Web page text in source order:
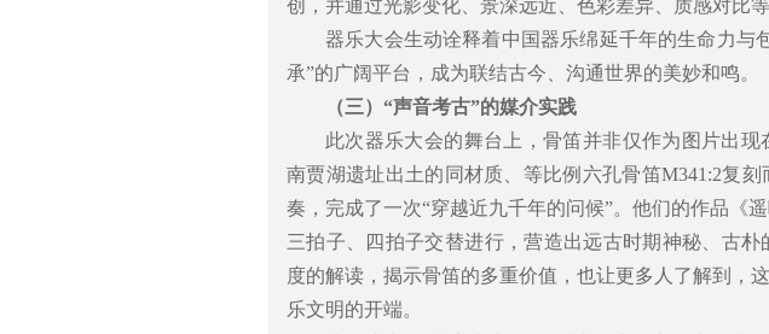
创，并通过光影变化、景深远近、色彩差异、质感对比
器乐大会生动诠释着中国器乐绵延千年的生命力与
承”的广阔平台，成为联结古今、沟通世界的美妙和鸣。
（三）“声音考古”的媒介实践
此次器乐大会的舞台上，骨笛并非仅作为图片出
南贾湖遗址出土的同材质、等比例六孔骨笛M341:2复
奏，完成了一次“穿越近九千年的问候”。他们的作品《
三拍子、四拍子交替进行，营造出远古时期神秘、古
度的解读，揭示骨笛的多重价值，也让更多人了解到，
乐文明的开端。